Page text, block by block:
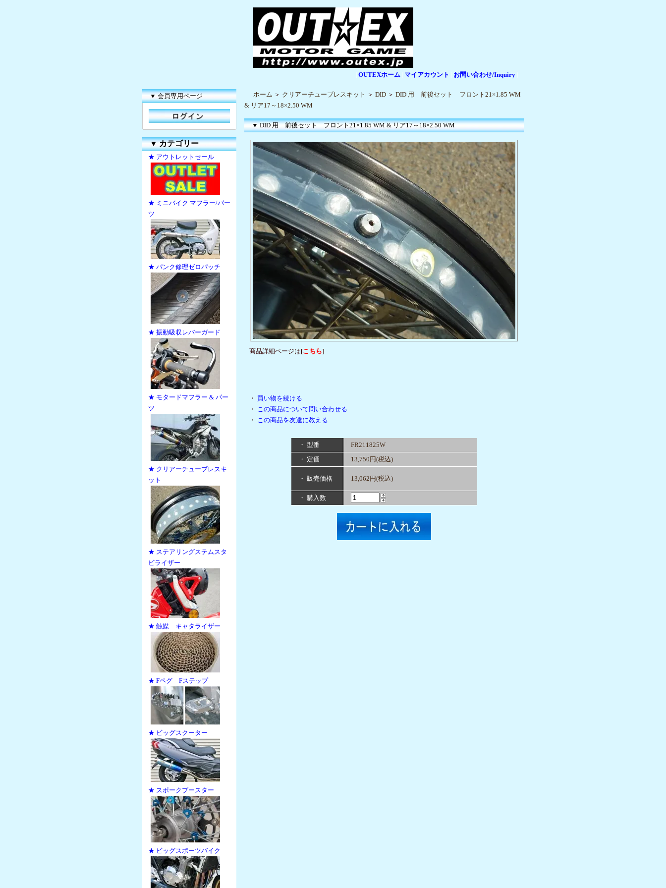
OUTEXホーム マイアカウント お問い合わせ/Inquiry
▼ 会員専用ページ
▼カテゴリー
★ アウトレットセール
★ ミニバイク マフラー/パー
ツ
★ パンク修理ゼロパッチ
★ 振動吸収レバーガード
★ モタードマフラー & パー
ツ
★ クリアーチューブレスキ
ット
★ ステアリングステムスタ
ビライザー
★ 触媒 キャタライザー
★ Fペグ Fステップ
★ ビッグスクーター
★ スポークブースター
★ ビッグスポーツバイク
ホーム ＞ クリアーチューブレスキット ＞ DID ＞ DID 用 前後セット フロント21×1.85 WM
& リア17～18×2.50 WM
▼ DID 用 前後セット フロント21×1.85 WM & リア17～18×2.50 WM
商品詳細ページは[こちら]
・ 買い物を続ける
・ この商品について問い合わせる
・ この商品を友達に教える
・ 型番
FR211825W
・ 定価
13,750円(税込)
・ 販売価格 13,062円(税込)
・ 購入数